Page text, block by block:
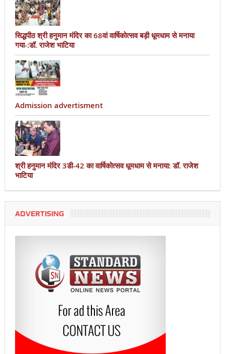
सिद्धपीठ श्री हनुमान मंदिर का 68वां वार्षिकोत्सव बड़ी धूमधाम से मनाया
गया-:डॉ. राजेश भाटिया
Admission advertisment
श्री हनुमान मंदिर 3डी-42 का वार्षिकोत्सव धूमधाम से मनाया: डॉ. राजेश
भाटिया
ADVERTISING